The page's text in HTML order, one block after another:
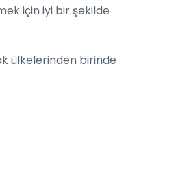
için iyi bir şekilde
ülkelerinden birinde